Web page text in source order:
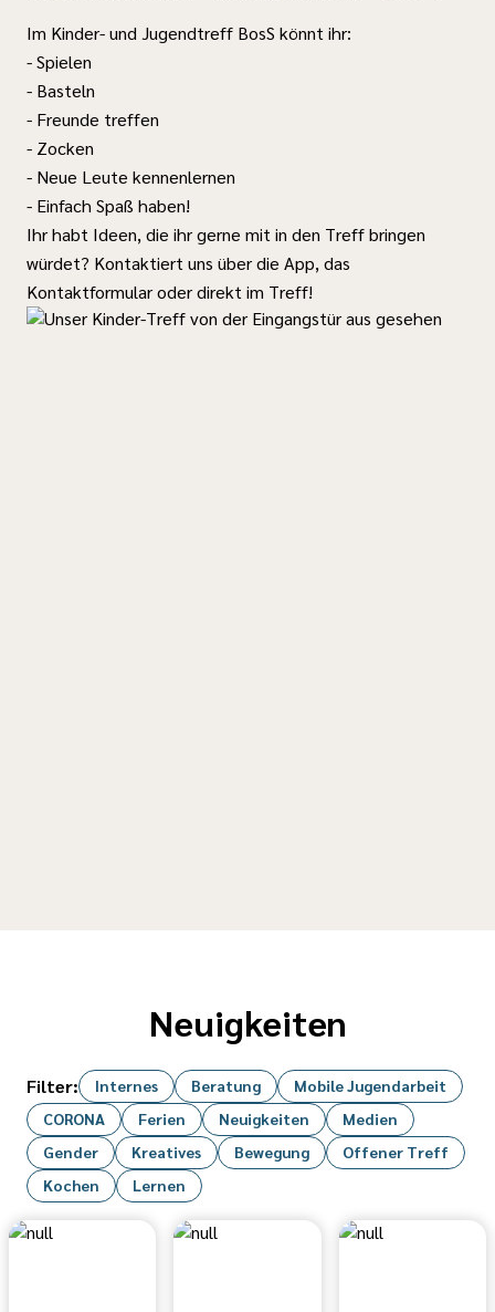
Im Kinder- und Jugendtreff BosS könnt ihr:
- Spielen
- Basteln
- Freunde treffen
- Zocken
- Neue Leute kennenlernen
- Einfach Spaß haben!
Ihr habt Ideen, die ihr gerne mit in den Treff bringen
würdet? Kontaktiert uns über die App, das
Kontaktformular oder direkt im Treff!
Neuigkeiten
Filter: Internes Beratung
Mobile Jugendarbeit
CORONA
Ferien Neuigkeiten
Medien
Gender
Kreatives Bewegung
Offener Treff
Kochen
Lernen